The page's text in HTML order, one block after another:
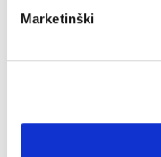
Marketinški
Završeni građevinski
7. kolovoza 2026.
Makarska proslavila